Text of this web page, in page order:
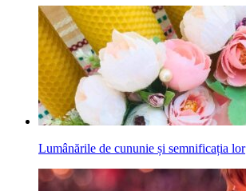
Lumânările de cununie și semnificația lor